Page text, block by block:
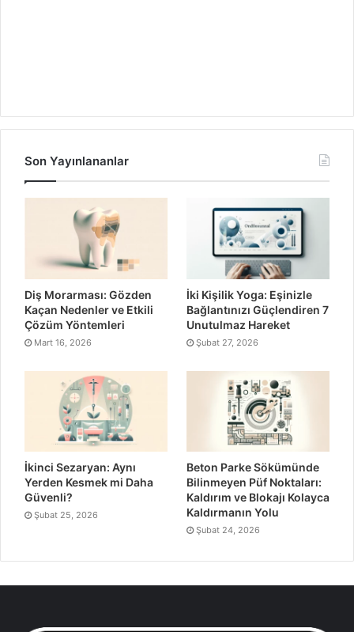
Son Yayınlananlar
Diş Morarması: Gözden
Kaçan Nedenler ve Etkili
Çözüm Yöntemleri
Mart 16, 2026
İki Kişilik Yoga: Eşinizle
Bağlantınızı Güçlendiren 7
Unutulmaz Hareket
Şubat 27, 2026
İkinci Sezaryan: Aynı
Yerden Kesmek mi Daha
Güvenli?
Şubat 25, 2026
Beton Parke Sökümünde
Bilinmeyen Püf Noktaları:
Kaldırım ve Blokajı Kolayca
Kaldırmanın Yolu
Şubat 24, 2026